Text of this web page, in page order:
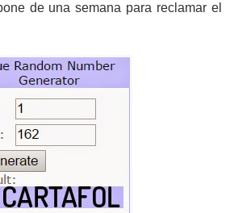
de una semana para reclamar el